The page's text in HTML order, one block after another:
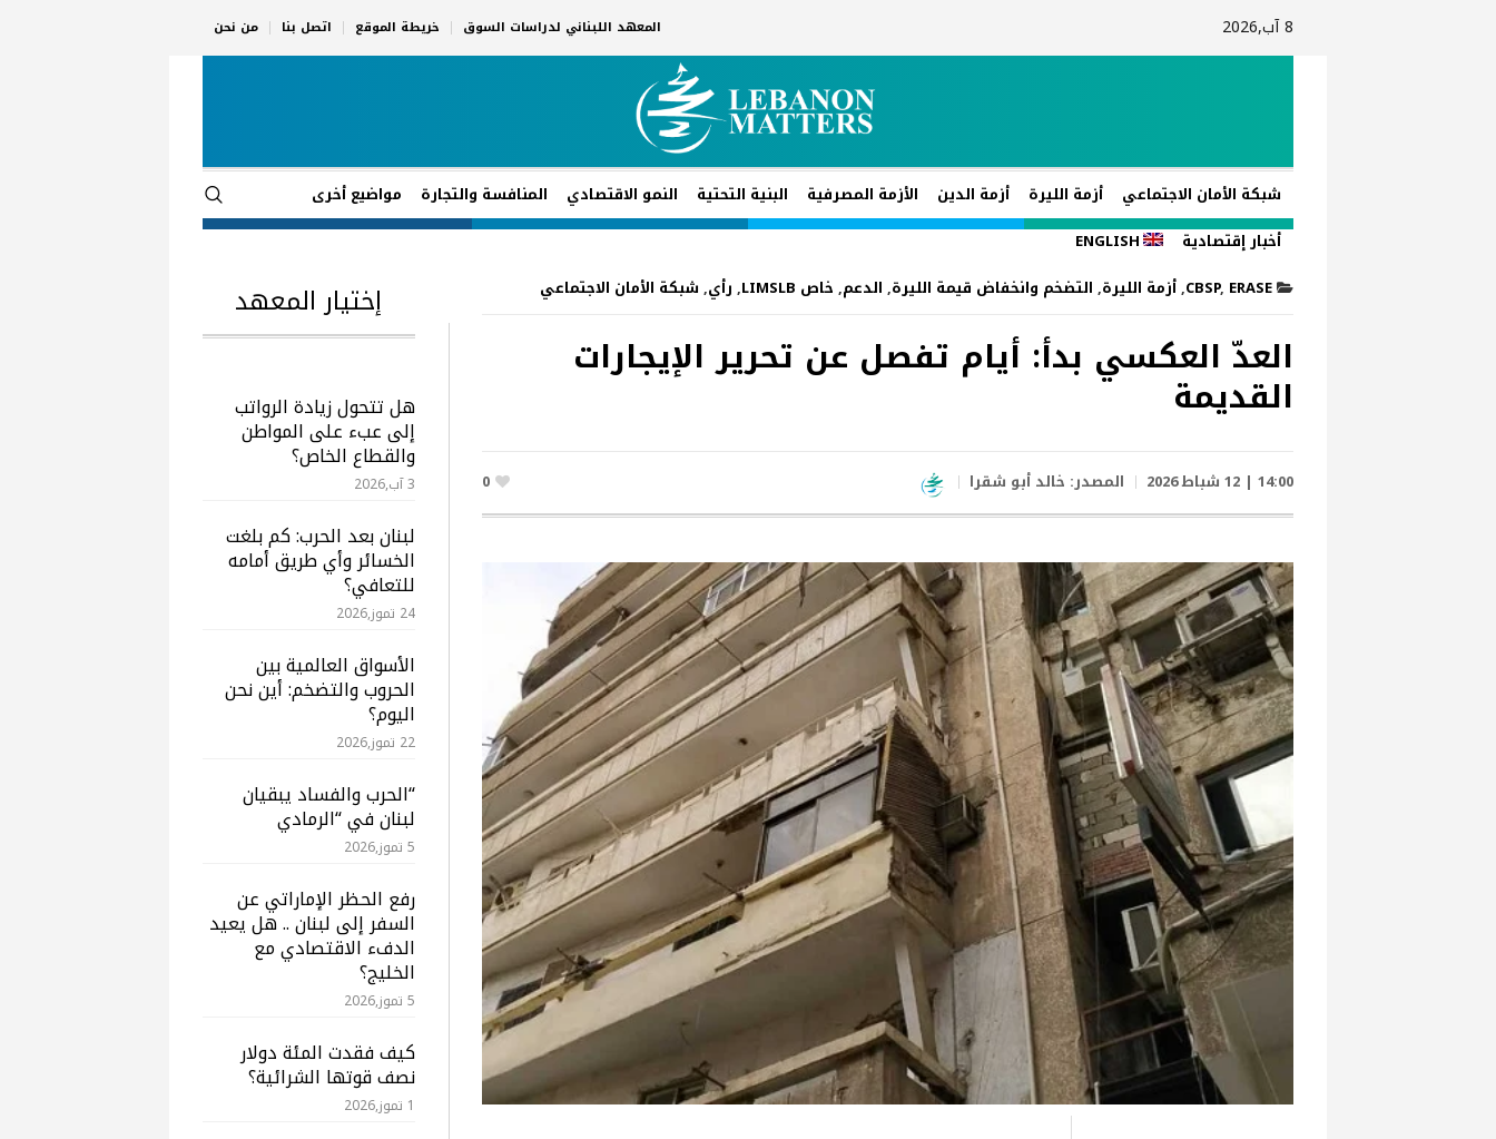
المعهد اللبناني لدراسات السوق خريطة الموقع اتصل بنا من نحن 8 آب,2026
شبكة الأمان الاجتماعي أزمة الليرة أزمة الدين الأزمة المصرفية البنية التحتية النمو الاقتصادي المنافسة والتجارة
مواضيع أخرى
أخبار إقتصادية
ENGLISH
CBSP, ERASE
,أزمة الليرة, التضخم وانخفاض قيمة الليرة, الدعم, خاص LIMSLB , رأي, شبكة الأمان الاجتماعي
العدّ العكسي بدأ: أيام تفصل عن تحرير الإيجارات
القديمة
14:00 | 12 شباط 2026 المصدر: خالد أبو شقرا 0
إختيار المعهد
هل تتحول زيادة الرواتب
إلى عبء على المواطن
والقطاع الخاص؟
3 آب,2026
لبنان بعد الحرب: كم بلغت
الخسائر وأي طريق أمامه
للتعافي؟
24 تموز,2026
الأسواق العالمية بين
الحروب والتضخم: أين نحن
اليوم؟
22 تموز,2026
“الحرب والفساد يبقيان
لبنان في “الرمادي
5 تموز,2026
رفع الحظر الإماراتي عن
السفر إلى لبنان .. هل يعيد
الدفء الاقتصادي مع
الخليج؟
5 تموز,2026
كيف فقدت المئة دولار
نصف قوتها الشرائية؟
1 تموز,2026